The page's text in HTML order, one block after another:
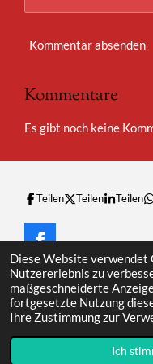
Diese Website verwendet
Nutzererlebnis zu
maßgeschneiderte
fortgesetzte Nutzung
Ihre Zustimmung zur
Ich
Kommentar absenden
Kommentare
Es gibt noch keine
Teilen Teilen Teilen
F
a
c
e
b
o
o
© 2023 - 2026 Marokko
Mit Unterstützung von
Karte